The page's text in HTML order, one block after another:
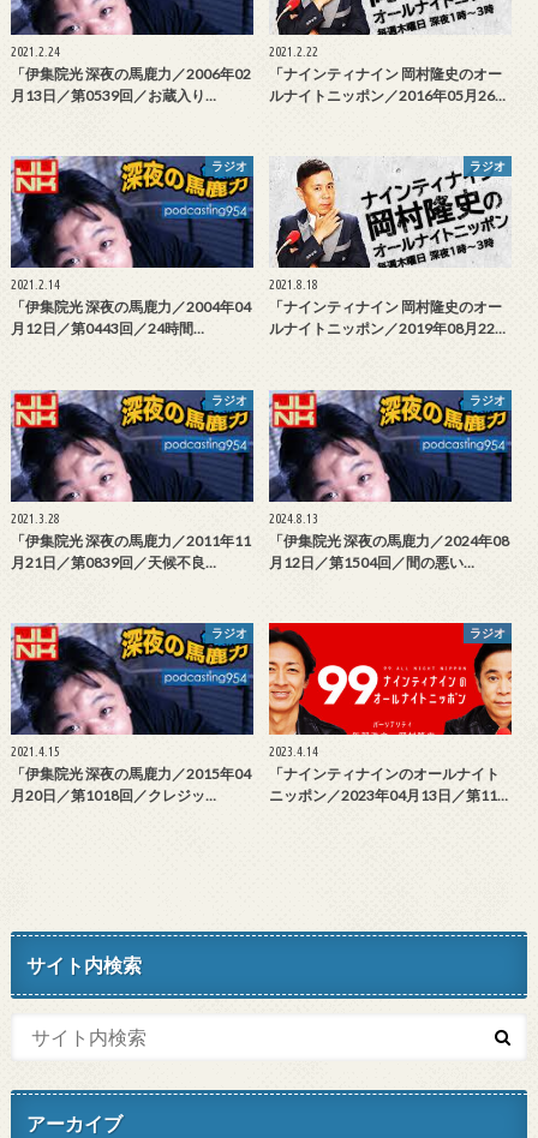
2021.2.24
「伊集院光 深夜の馬鹿力／2006年02
月13日／第0539回／お蔵入り…
2021.2.22
「ナインティナイン 岡村隆史のオー
ルナイトニッポン／2016年05月26…
ラジオ
2021.2.14
「伊集院光 深夜の馬鹿力／2004年04
月12日／第0443回／24時間…
ラジオ
2021.8.18
「ナインティナイン 岡村隆史のオー
ルナイトニッポン／2019年08月22…
ラジオ
2021.3.28
「伊集院光 深夜の馬鹿力／2011年11
月21日／第0839回／天候不良…
ラジオ
2024.8.13
「伊集院光 深夜の馬鹿力／2024年08
月12日／第1504回／間の悪い…
ラジオ
2021.4.15
「伊集院光 深夜の馬鹿力／2015年04
月20日／第1018回／クレジッ…
ラジオ
2023.4.14
「ナインティナインのオールナイト
ニッポン／2023年04月13日／第11…
サイト内検索
アーカイブ